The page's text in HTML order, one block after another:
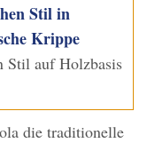
Stil in
Krippe
Stil auf Holzbasis
die traditionelle